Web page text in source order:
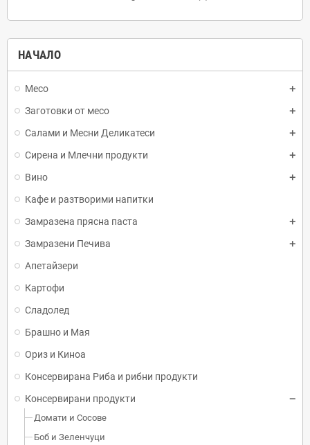
НАЧАЛО
Месо
Заготовки от месо
Салами и Месни Деликатеси
Сирена и Млечни продукти
Вино
Кафе и разтворими напитки
Замразена прясна паста
Замразени Печива
Апетайзери
Картофи
Сладолед
Брашно и Мая
Ориз и Киноа
Консервирана Риба и рибни продукти
Консервирани продукти
Домати и Сосове
Боб и Зеленчуци